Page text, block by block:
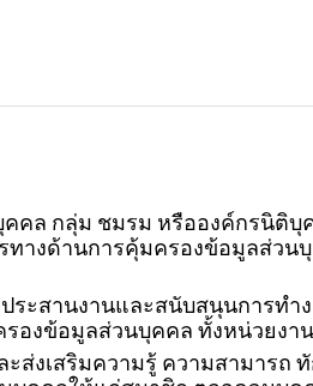
คล กลุ่ม ชมรม หรือองค์กรนิติ
ทางด้านการคุ้มครองข้อมูลส่ว
ระสานงานและสนับสนุนการท
องข้อมูลส่วนบุคคล ทั้งหน่วยง
ส่งเสริมความรู้ ความสามารถ